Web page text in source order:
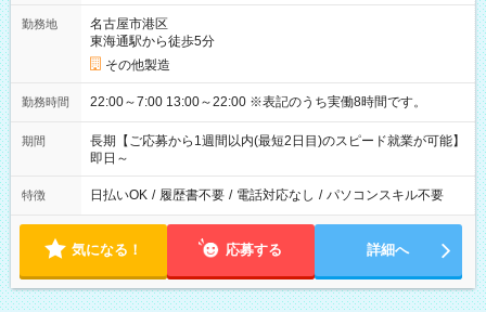
勤務地
名古屋市港区
東海通駅から徒歩5分
その他製造
勤務時間 22:00～7:00 13:00～22:00 ※表記のうち実働8時間です。
期間
長期【ご応募から1週間以内(最短2日目)のスピード就業が可能】
即日～
特徴 日払いOK / 履歴書不要 / 電話対応なし / パソコンスキル不要
気になる！ 応募する 詳細へ